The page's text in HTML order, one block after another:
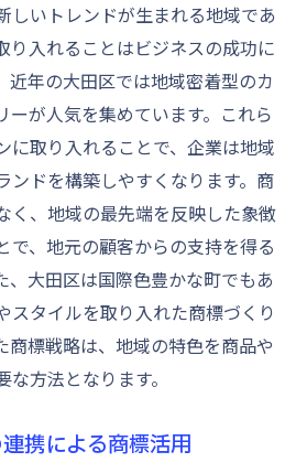
しいトレンドが生まれる地域であ
り入れることはビジネスの成功に
近年の大田区では地域密着型のカ
ーが人気を集めています。これら
に取り入れることで、企業は地域
ンドを構築しやすくなります。商
く、地域の最先端を反映した象徴
で、地元の顧客からの支持を得る
、大田区は国際色豊かな町でもあ
スタイルを取り入れた商標づくり
商標戦略は、地域の特色を商品や
方法となります。
携による商標活用